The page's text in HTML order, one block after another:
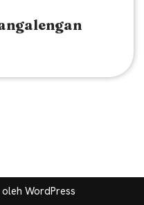
WordPress